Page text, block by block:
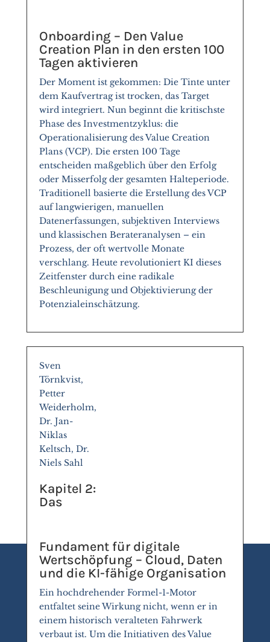
Onboarding – Den Value
Creation Plan in den ersten 100
Tagen aktivieren
Der Moment ist gekommen: Die Tinte unter
dem Kaufvertrag ist trocken, das Target
wird integriert. Nun beginnt die kritischste
Phase des Investmentzyklus: die
Operationalisierung des Value Creation
Plans (VCP). Die ersten 100 Tage
entscheiden maßgeblich über den Erfolg
oder Misserfolg der gesamten Halteperiode.
Traditionell basierte die Erstellung des VCP
auf langwierigen, manuellen
Datenerfassungen, subjektiven Interviews
und klassischen Berateranalysen – ein
Prozess, der oft wertvolle Monate
verschlang. Heute revolutioniert KI dieses
Zeitfenster durch eine radikale
Beschleunigung und Objektivierung der
Potenzialeinschätzung.
Sven
Törnkvist,
Petter
Weiderholm,
Dr. Jan-
Niklas
Keltsch, Dr.
Niels Sahl
Kapitel 2:
Das
Fundament für digitale
Wertschöpfung – Cloud, Daten
und die KI-fähige Organisation
Ein hochdrehender Formel-1-Motor
entfaltet seine Wirkung nicht, wenn er in
einem historisch veralteten Fahrwerk
verbaut ist. Um die Initiativen des Value